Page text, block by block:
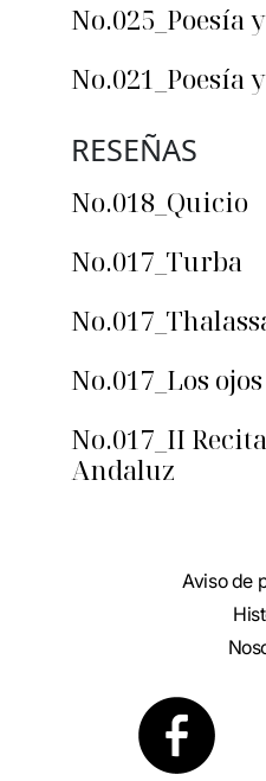
No.025_Poesía
No.021_Poesía
RESEÑAS
No.018_Quicio
No.017_Turba
No.017_Los
No.017_II
Andaluz
Aviso de